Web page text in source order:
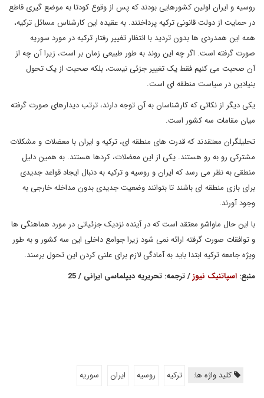
روسیه و ایران اولین کشورهایی بودند که پس از وقوع کودتا به موضع گیری قاطع
در حمایت از دولت قانونی ترکیه پرداختند. به عقیده این کارشناس مسائل ترکیه،
همه این همدردی ها بدون تردید با انتظار تغییر رفتار ترکیه در مورد سوریه
صورت گرفته است. اگر چه این روند به طور طبیعی زمان بر است، زیرا آن چه از
آن صحبت می کنیم فقط یک تغییر جزئی نیست، بلکه صحبت از یک تحول
بنیادین در سیاست منطقه ای است.
یکی دیگر از نکاتی که کارشناسان به آن توجه دارند، ترتب دیدارهای صورت گرفته
میان مقامات سه کشور است.
تحلیلگران معتقدند که قدرت های منطقه ای، ترکیه و ایران با معضلات و مشکلات
مشترکی رو به رو هستند. یکی از این معضلات، کردها هستند. به همین دلیل
منطقی به نظر می رسد که ایران و روسیه و ترکیه به دنبال ایجاد قواعد جدیدی
برای بازی منطقه ای باشند تا بتوانند وضعیت جدیدی بدون مداخله خارجی به
وجود آورند.
با این حال ماواشو معتقد است که در آینده نزدیک جزئیاتی در مورد هماهنگی ها
و توافقات صورت گرفته ارائه نمی شود زیرا جوامع داخلی این سه کشور و به طور
ویژه جامعه ترکیه ابتدا باید به آمادگی لازم برای علنی کردن این تحول برسند.
منبع: اسپاتنیک نیوز/ ترجمه: تحریریه دیپلماسی ایرانی / 25
کلید واژه ها: تركيه روسيه ايران سوريه